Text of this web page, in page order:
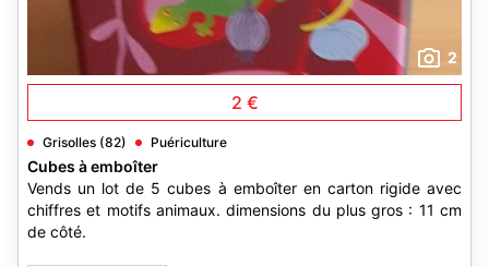
2
2 €
Grisolles (82) Puériculture
Cubes à emboîter
Vends un lot de 5 cubes à emboîter en carton rigide avec
chiffres et motifs animaux. dimensions du plus gros : 11 cm
de côté.